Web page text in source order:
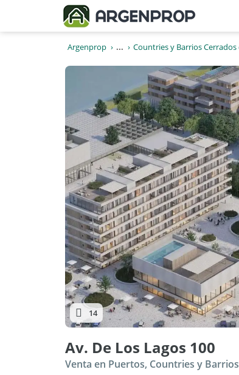
Argenprop ... Countries y Barrios Cerrados
14
Av. De Los Lagos 100
Venta en Puertos, Countries y